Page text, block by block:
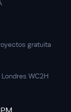
gratuita
WC2H